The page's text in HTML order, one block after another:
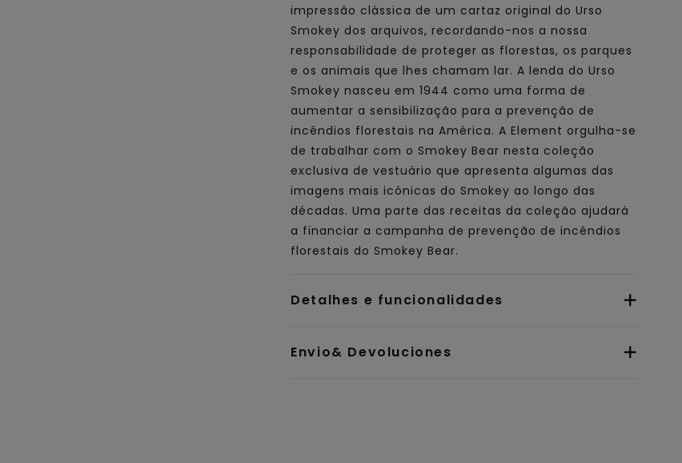
impressão clássica de um cartaz original do Urso
Smokey dos arquivos, recordando-nos a nossa
responsabilidade de proteger as florestas, os parques
e os animais que lhes chamam lar. A lenda do Urso
Smokey nasceu em 1944 como uma forma de
aumentar a sensibilização para a prevenção de
incêndios florestais na América. A Element orgulha-se
de trabalhar com o Smokey Bear nesta coleção
exclusiva de vestuário que apresenta algumas das
imagens mais icónicas do Smokey ao longo das
décadas. Uma parte das receitas da coleção ajudará
a financiar a campanha de prevenção de incêndios
florestais do Smokey Bear.
Detalhes e funcionalidades
Envio& Devoluciones